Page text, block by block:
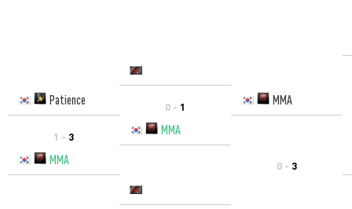
Patience 0 - 1 MMA
1 - 3
MMA
MMA
0 - 3